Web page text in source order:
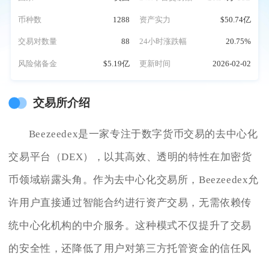
币种数 1288 资产实力 $50.74亿
交易对数量 88 24小时涨跌幅 20.75%
风险储备金 $5.19亿 更新时间 2026-02-02
交易所介绍
Beezeedex是一家专注于数字货币交易的去中心化
交易平台（DEX），以其高效、透明的特性在加密货
币领域崭露头角。作为去中心化交易所，Beezeedex允
许用户直接通过智能合约进行资产交易，无需依赖传
统中心化机构的中介服务。这种模式不仅提升了交易
的安全性，还降低了用户对第三方托管资金的信任风